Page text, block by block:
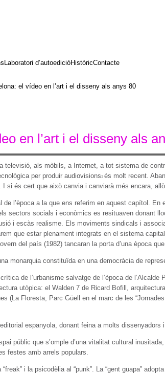
Laboratori d’autoedicióHistòricContacte
el vídeo en l’art i el disseny als anys 80
en l’art i el disseny als
als mòbils, a Internet, a tot sistema de
per produir audiovisions1 és molt recent.
és cert que això canvia i canviarà més encara,
l’època a la que ens referim en aquest capítol.
sectors socials i econòmics es resituaven donant
i escàs realisme. Els moviments sindicals i
que estar plenament integrats en el sistema
del país (1982) tancaran la porta d’una època
monarquia constituïda en una democràcia de
de l’urbanisme salvatge de l’època de
utòpica: el Walden 7 de Ricard Bofill,
(La Floresta, Parc Güell en el marc de les
espanyola, donant feina a molts
públic que s’omple d’una vitalitat cultural
festes amb arrels populars.
i la psicodèlia al “punk”. La “gent guapa”